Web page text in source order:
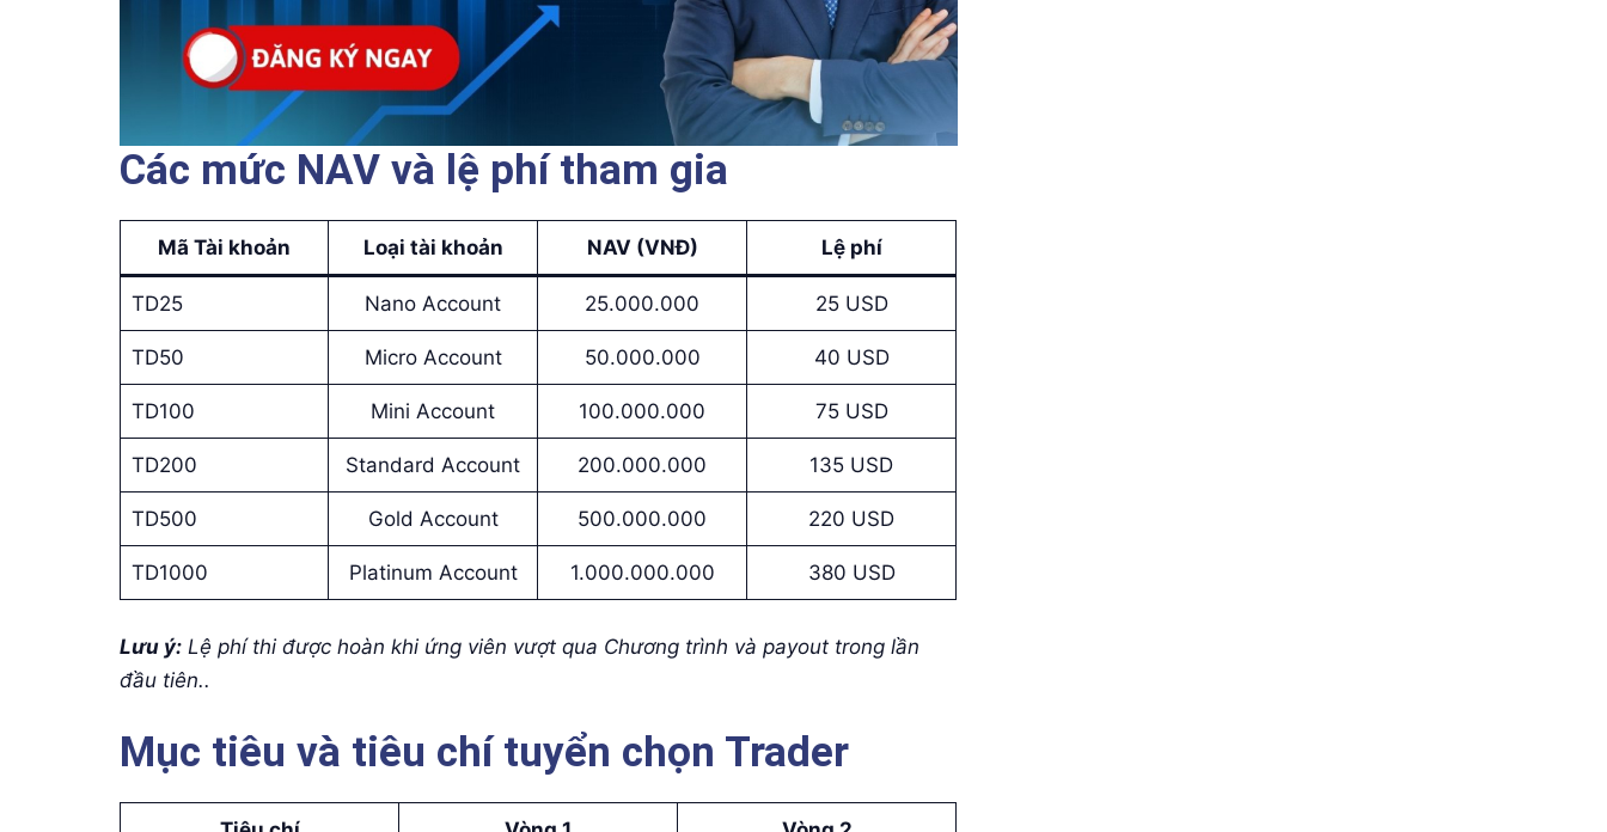
Các mức NAV và lệ phí tham gia
Mã Tài khoản Loại tài khoản NAV (VNĐ) Lệ phí
TD25 Nano Account 25.000.000 25 USD
TD50 Micro Account 50.000.000 40 USD
TD100 Mini Account 100.000.000 75 USD
TD200 Standard Account 200.000.000 135 USD
TD500 Gold Account 500.000.000 220 USD
TD1000 Platinum Account 1.000.000.000 380 USD
Lưu ý: Lệ phí thi được hoàn khi ứng viên vượt qua Chương trình và payout trong lần
đầu tiên..
Mục tiêu và tiêu chí tuyển chọn Trader